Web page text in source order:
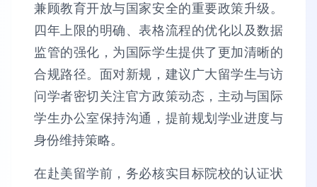
兼顾教育开放与国家安全的重要政策升级。
四年上限的明确、表格流程的优化以及数据
监管的强化，为国际学生提供了更加清晰的
合规路径。面对新规，建议广大留学生与访
问学者密切关注官方政策动态，主动与国际
学生办公室保持沟通，提前规划学业进度与
身份维持策略。
在赴美留学前，务必核实目标院校的认证状